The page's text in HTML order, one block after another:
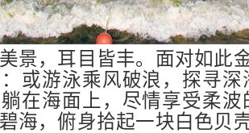
景，耳目皆丰。面对如此
或游泳乘风破浪，探寻
在海面上，尽情享受柔
海，俯身拾起一块白色贝